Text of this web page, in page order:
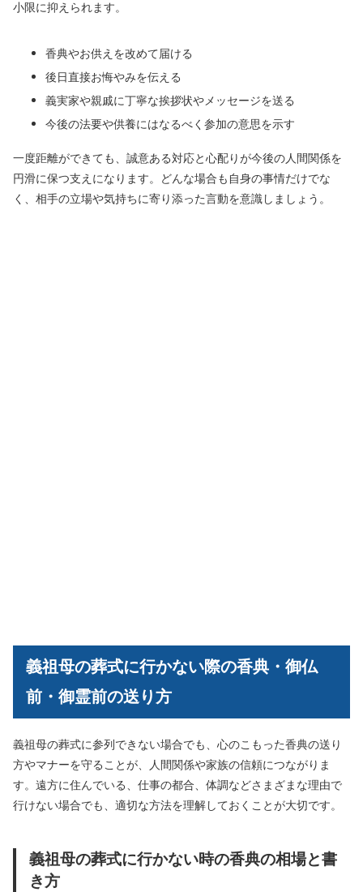
小限に抑えられます。
香典やお供えを改めて届ける
後日直接お悔やみを伝える
義実家や親戚に丁寧な挨拶状やメッセージを送る
今後の法要や供養にはなるべく参加の意思を示す
一度距離ができても、誠意ある対応と心配りが今後の人間関係を
円滑に保つ支えになります。どんな場合も自身の事情だけでな
く、相手の立場や気持ちに寄り添った言動を意識しましょう。
義祖母の葬式に行かない際の香典・御仏
前・御霊前の送り方
義祖母の葬式に参列できない場合でも、心のこもった香典の送り
方やマナーを守ることが、人間関係や家族の信頼につながりま
す。遠方に住んでいる、仕事の都合、体調などさまざまな理由で
行けない場合でも、適切な方法を理解しておくことが大切です。
義祖母の葬式に行かない時の香典の相場と書
き方